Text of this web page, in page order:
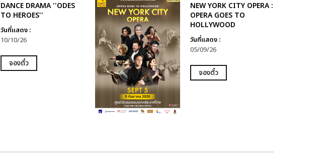
DANCE DRAMA ''ODES
TO HEROES''
วันที่แสดง :
10/10/26
จองตั๋ว
NEW YORK CITY OPERA :
OPERA GOES TO
HOLLYWOOD
วันที่แสดง :
05/09/26
จองตั๋ว